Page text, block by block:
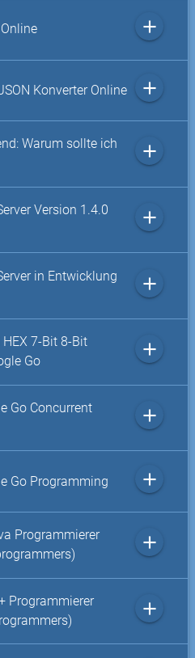
add
Konverter Online add
Warum sollte ich
add
Version 1.4.0
add
in Entwicklung
add
7-Bit 8-Bit
Go
add
Go Concurrent
add
Go Programming add
Programmierer
add
Programmierer
add